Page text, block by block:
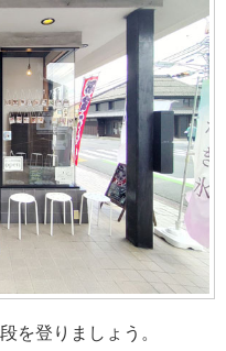
を登りましょう。